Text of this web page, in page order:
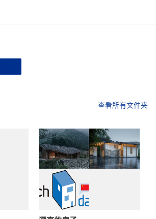
查看所有文件夹